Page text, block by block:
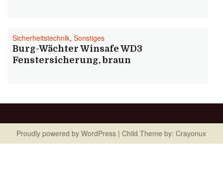
Sicherheitstechnik, Sonstiges
Burg-Wächter Winsafe WD3
Fenstersicherung, braun
Proudly powered by WordPress | Child Theme by: Crayonux